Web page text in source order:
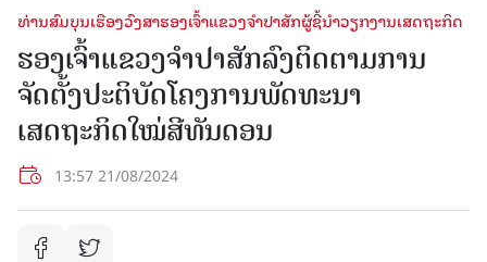
ທ່ານສົມບຸນເຮືອງວົງສາຮອງເຈົ້າແຂວງຈຳປາສັກຜູ້ຊີ້ນຳວຽກງານເສດຖະກິດ
ຮອງເຈົ້າແຂວງຈຳປາສັກລົງຕິດຕາມການ
ຈັດຕັ້ງປະຕິບັດໂຄງການພັດທະນາ
ເສດຖະກິດໃໝ່ສີທັນດອນ
13:57 21/08/2024